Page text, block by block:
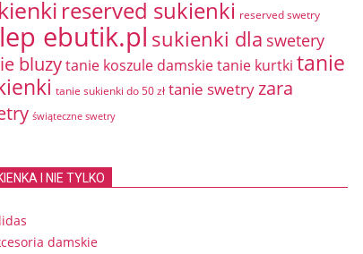
reserved sukienki reserved swetry
ebutik.pl sukienki dla swetery
bluzytanie koszule damskietanie kurtki tanie
tanie sukienki do 50 zł tanie swetryzara
świąteczne swetry
I NIE TYLKO
damskie